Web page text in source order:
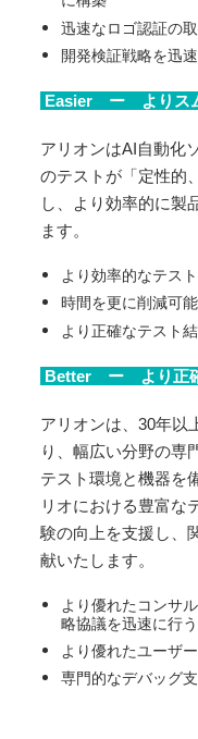
迅速なロゴ認証の
開発検証戦略を迅
Easier ー よりス
アリオンはAI自動化
のテストが「定性的
し、より効率的に製
ます。
より効率的なテス
時間を更に削減可
より正確なテスト
Better ー より正
アリオンは、30年以
り、幅広い分野の専
テスト環境と機器を
リオにおける豊富な
験の向上を支援し、
献いたします。
より優れたコンサ
略協議を迅速に行う
より優れたユーザ
専門的なデバッグ